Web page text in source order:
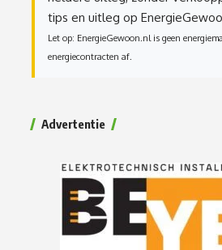
tips en uitleg op
Let op: EnergieGewoon.nl is geen
energiecontracten af.
Advertentie